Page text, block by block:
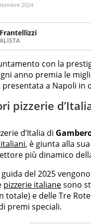
2024
pubblicista. Da oltre
di sport, attualità,
con la
anno premia le
presentata a Napoli in
pizzerie
d’Italia di
, è giunta alla
più dinamico
del 2025
pizzerie italianesono
totale) e delle Tre
premi speciali.